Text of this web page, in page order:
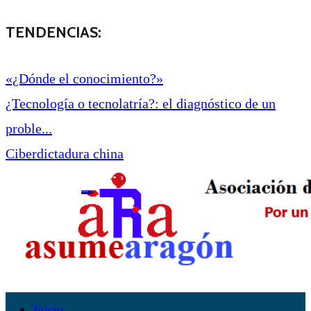
TENDENCIAS:
«¿Dónde el conocimiento?»
¿Tecnología o tecnolatría?: el diagnóstico de un
proble...
Ciberdictadura china